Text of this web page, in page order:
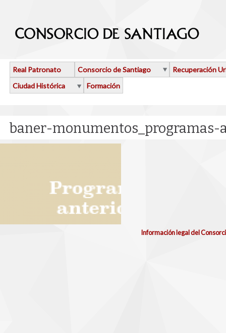
Real Patronato Consorcio de Santiago
Recuperación
Ciudad Histórica
Formación
baner-monumentos_programas-
Información legal del